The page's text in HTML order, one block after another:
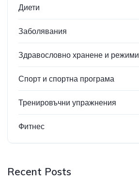
Диети
Заболявания
Здравословно хранене и режими
Спорт и спортна програма
Тренировъчни упражнения
Фитнес
Recent Posts